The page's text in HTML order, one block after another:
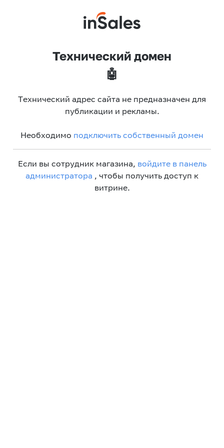
Технический домен
🤖
Технический адрес сайта не предназначен для
публикации и рекламы.
Необходимо подключить собственный домен
Если вы сотрудник магазина, войдите в панель
администратора , чтобы получить доступ к
витрине.